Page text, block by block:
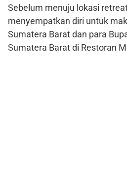
Sebelum menuju lokasi
menyempatkan diri untuk
Sumatera Barat dan para
Sumatera Barat di Restoran